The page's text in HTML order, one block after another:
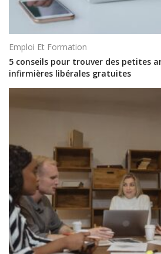
Emploi Et Formation
5 conseils pour trouver des petites
infirmières libérales gratuites